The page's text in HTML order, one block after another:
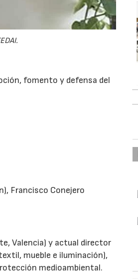
fomento y defensa del
Francisco Conejero
Valencia) y actual director
mueble e iluminación),
medioambiental.